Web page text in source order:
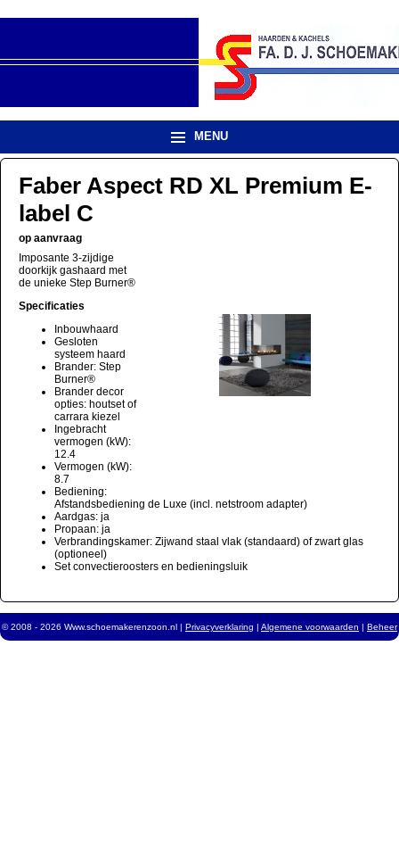
MENU
Faber Aspect RD XL Premium E-
label C
op aanvraag
Imposante 3-zijdige
doorkijk gashaard met
de unieke Step Burner®
Specificaties
Inbouwhaard
Gesloten
systeem haard
Brander: Step
Burner®
Brander decor
opties: houtset of
carrara kiezel
Ingebracht
vermogen (kW):
12.4
Vermogen (kW):
8.7
Bediening:
Afstandsbediening de Luxe (incl. netstroom adapter)
Aardgas: ja
Propaan: ja
Verbrandingskamer: Zijwand staal vlak (standaard) of zwart glas
(optioneel)
Set convectieroosters en bedieningsluik
© 2008 - 2026 Www.schoemakerenzoon.nl | Privacyverklaring | Algemene voorwaarden | Beheer